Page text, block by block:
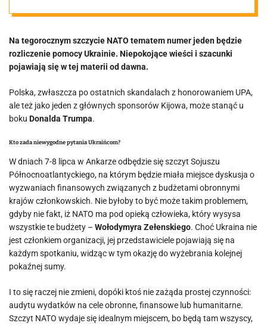
się nasze
pieniądze?
Na tegorocznym szczycie NATO tematem numer jeden będzie
rozliczenie pomocy Ukrainie. Niepokojące wieści i szacunki
pojawiają się w tej materii od dawna.
Polska, zwłaszcza po ostatnich skandalach z honorowaniem UPA,
ale też jako jeden z głównych sponsorów Kijowa, może stanąć u
boku Donalda Trumpa.
Kto zada niewygodne pytania Ukraińcom?
W dniach 7-8 lipca w Ankarze odbędzie się szczyt Sojuszu
Północnoatlantyckiego, na którym będzie miała miejsce dyskusja o
wyzwaniach finansowych związanych z budżetami obronnymi
krajów członkowskich. Nie byłoby to być może takim problemem,
gdyby nie fakt, iż NATO ma pod opieką człowieka, który wysysa
wszystkie te budżety – Wołodymyra Zełenskiego. Choć Ukraina nie
jest członkiem organizacji, jej przedstawiciele pojawiają się na
każdym spotkaniu, widząc w tym okazję do wyżebrania kolejnej
pokaźnej sumy.
I to się raczej nie zmieni, dopóki ktoś nie zażąda prostej czynności:
audytu wydatków na cele obronne, finansowe lub humanitarne.
Szczyt NATO wydaje się idealnym miejscem, bo będą tam wszyscy,